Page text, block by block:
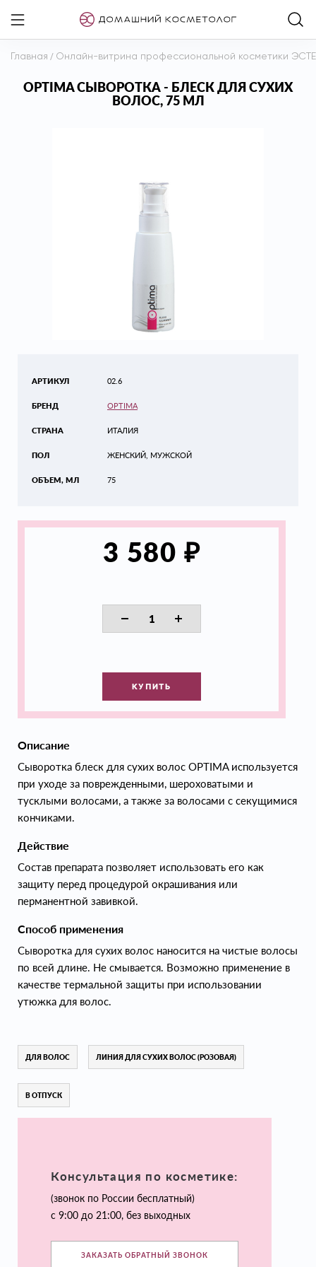
Главная / Онлайн-витрина профессиональной косметики
OPTIMA СЫВОРОТКА - БЛЕСК ДЛЯ СУХИХ
ВОЛОС, 75 МЛ
АРТИКУЛ
БРЕНД
СТРАНА
ПОЛ
ОБЪЕМ, МЛ
02.6
OPTIMA
ИТАЛИЯ
ЖЕНСКИЙ, МУЖСКОЙ
75
3 580 ₽
КУПИТЬ
Описание
Сыворотка блеск для сухих волос OPTIMA используется
при уходе за поврежденными, шероховатыми и
тусклыми волосами, а также за волосами с секущимися
кончиками.
Действие
Состав препарата позволяет использовать его как
защиту перед процедурой окрашивания или
перманентной завивкой.
Способ применения
Сыворотка для сухих волос наносится на чистые волосы
по всей длине. Не смывается. Возможно применение в
качестве термальной защиты при использовании
утюжка для волос.
ДЛЯ ВОЛОС ЛИНИЯ ДЛЯ СУХИХ ВОЛОС (РОЗОВАЯ)
В ОТПУСК
Консультация по косметике:
(звонок по России бесплатный)
с 9:00 до 21:00, без выходных
ЗАКАЗАТЬ ОБРАТНЫЙ ЗВОНОК